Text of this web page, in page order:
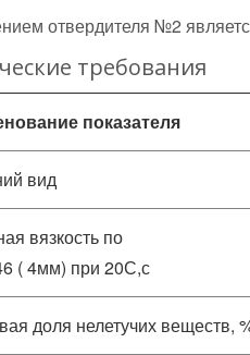
отвердителя №2
требования
показателя
вид
вязкость по
( 4мм) при 20С,с
доля нелетучих веществ,